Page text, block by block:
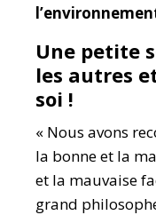
Une petite
les autres
soi !
« Nous avons
la bonne et la
et la mauvaise
grand